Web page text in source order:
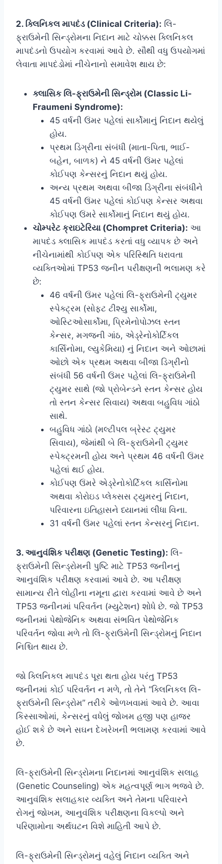
2. ક્લિનિકલ માપદંડ (Clinical Criteria): લિ-
ફ્રાઉમેની સિન્ડ્રોમના નિદાન માટે ચોક્કસ ક્લિનિકલ
માપદંડનો ઉપયોગ કરવામાં આવે છે. સૌથી વધુ ઉપયોગમાં
લેવાતા માપદંડોમાં નીચેનાનો સમાવેશ થાય છે:
ક્લાસિક લિ-ફ્રાઉમેની સિન્ડ્રોમ (Classic Li-
Fraumeni Syndrome):
45 વર્ષની ઉંમર પહેલાં સાર્કોમાનું નિદાન થયેલું
હોય.
પ્રથમ ડિગ્રીના સંબંધી (માતા-પિતા, ભાઈ-
બહેન, બાળક) ને 45 વર્ષની ઉંમર પહેલાં
કોઈપણ કેન્સરનું નિદાન થયું હોય.
અન્ય પ્રથમ અથવા બીજા ડિગ્રીના સંબંધીને
45 વર્ષની ઉંમર પહેલાં કોઈપણ કેન્સર અથવા
કોઈપણ ઉંમરે સાર્કોમાનું નિદાન થયું હોય.
ચોમ્પરેટ ક્રાઇટેરિયા (Chompret Criteria): આ
માપદંડ ક્લાસિક માપદંડ કરતાં વધુ વ્યાપક છે અને
નીચેનામાંથી કોઈપણ એક પરિસ્થિતિ ધરાવતા
વ્યક્તિઓમાં TP53 જનીન પરીક્ષણની ભલામણ કરે
છે:
46 વર્ષની ઉંમર પહેલાં લિ-ફ્રાઉમેની ટ્યુમર
સ્પેક્ટ્રમ (સોફ્ટ ટીશ્યુ સાર્કોમા,
ઓસ્ટિઓસાર્કોમા, પ્રિમેનોપોઝલ સ્તન
કેન્સર, મગજની ગાંઠ, એડ્રેનોકોર્ટિકલ
કાર્સિનોમા, લ્યુકેમિયા) નું નિદાન અને ઓછામાં
ઓછો એક પ્રથમ અથવા બીજા ડિગ્રીનો
સંબંધી 56 વર્ષની ઉંમર પહેલાં લિ-ફ્રાઉમેની
ટ્યુમર સાથે (જો પ્રોબેન્ડને સ્તન કેન્સર હોય
તો સ્તન કેન્સર સિવાય) અથવા બહુવિધ ગાંઠો
સાથે.
બહુવિધ ગાંઠો (મલ્ટીપલ બ્રેસ્ટ ટ્યુમર
સિવાય), જેમાંથી બે લિ-ફ્રાઉમેની ટ્યુમર
સ્પેક્ટ્રમની હોય અને પ્રથમ 46 વર્ષની ઉંમર
પહેલાં થઈ હોય.
કોઈપણ ઉંમરે એડ્રેનોકોર્ટિકલ કાર્સિનોમા
અથવા કોરોઇડ પ્લેક્સસ ટ્યુમરનું નિદાન,
પરિવારના ઇતિહાસને ધ્યાનમાં લીધા વિના.
31 વર્ષની ઉંમર પહેલાં સ્તન કેન્સરનું નિદાન.
3. આનુવંશિક પરીક્ષણ (Genetic Testing): લિ-
ફ્રાઉમેની સિન્ડ્રોમની પુષ્ટિ માટે TP53 જનીનનું
આનુવંશિક પરીક્ષણ કરવામાં આવે છે. આ પરીક્ષણ
સામાન્ય રીતે લોહીના નમૂના દ્વારા કરવામાં આવે છે અને
TP53 જનીનમાં પરિવર્તન (મ્યુટેશન) શોધે છે. જો TP53
જનીનમાં પેથોજેનિક અથવા સંભવિત પેથોજેનિક
પરિવર્તન જોવા મળે તો લિ-ફ્રાઉમેની સિન્ડ્રોમનું નિદાન
નિશ્ચિત થાય છે.
જો ક્લિનિકલ માપદંડ પૂરા થતા હોય પરંતુ TP53
જનીનમાં કોઈ પરિવર્તન ન મળે, તો તેને “ક્લિનિકલ લિ-
ફ્રાઉમેની સિન્ડ્રોમ” તરીકે ઓળખવામાં આવે છે. આવા
કિસ્સાઓમાં, કેન્સરનું વધેલું જોખમ હજી પણ હાજર
હોઈ શકે છે અને સઘન દેખરેખની ભલામણ કરવામાં આવે
છે.
લિ-ફ્રાઉમેની સિન્ડ્રોમના નિદાનમાં આનુવંશિક સલાહ
(Genetic Counseling) એક મહત્વપૂર્ણ ભાગ ભજવે છે.
આનુવંશિક સલાહકાર વ્યક્તિ અને તેમના પરિવારને
રોગનું જોખમ, આનુવંશિક પરીક્ષણના વિકલ્પો અને
પરિણામોના અર્થઘટન વિશે માહિતી આપે છે.
લિ-ફ્રાઉમેની સિન્ડ્રોમનું વહેલું નિદાન વ્યક્તિ અને